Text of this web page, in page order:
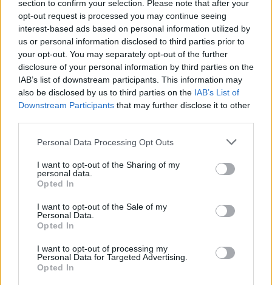
section to confirm your selection. Please note that after your
opt-out request is processed you may continue seeing
interest-based ads based on personal information utilized by
us or personal information disclosed to third parties prior to
your opt-out. You may separately opt-out of the further
disclosure of your personal information by third parties on the
IAB’s list of downstream participants. This information may
also be disclosed by us to third parties on the IAB’s List of
Downstream Participants that may further disclose it to other
Personal Data Processing Opt Outs
I want to opt-out of the Sharing of my
personal data.
Opted In
I want to opt-out of the Sale of my
Personal Data.
Opted In
I want to opt-out of processing my
Personal Data for Targeted Advertising.
Opted In